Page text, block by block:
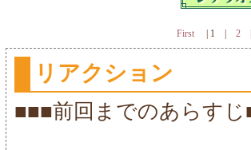
First| 1 2
リアクション
■■■前回までのあらす